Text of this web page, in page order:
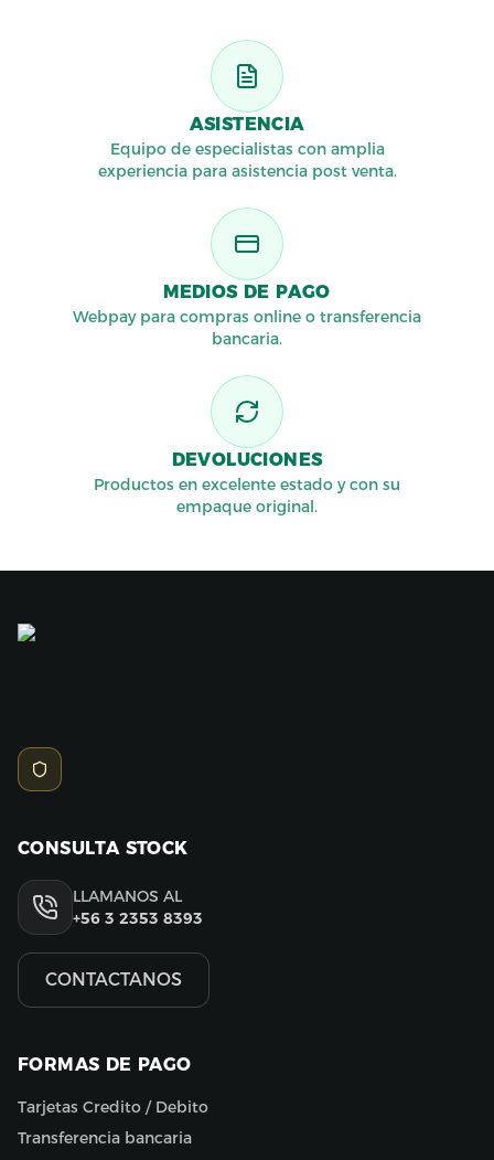
ASISTENCIA
Equipo de especialistas con amplia
experiencia para asistencia post venta.
MEDIOS DE PAGO
Webpay para compras online o transferencia
bancaria.
DEVOLUCIONES
Productos en excelente estado y con su
empaque original.
CONSULTA STOCK
LLAMANOS AL
+56 3 2353 8393
CONTACTANOS
FORMAS DE PAGO
Tarjetas Credito / Debito
Transferencia bancaria